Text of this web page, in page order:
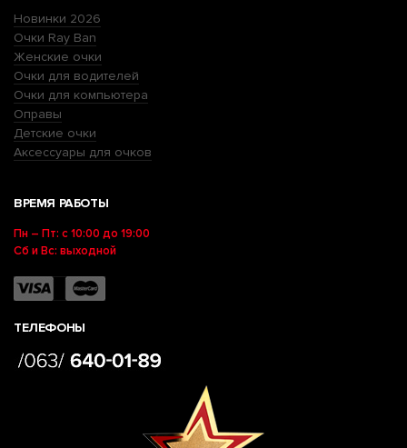
Новинки 2026
Очки Ray Ban
Женские очки
Очки для водителей
Очки для компьютера
Оправы
Детские очки
Аксессуары для очков
ВРЕМЯ РАБОТЫ
Пн – Пт: с 10:00 до 19:00
Сб и Вс: выходной
ТЕЛЕФОНЫ